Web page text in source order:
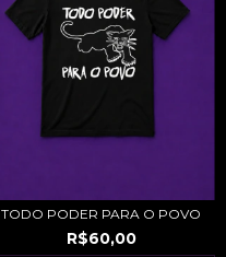
TODO PODER PARA O POVO
R$60,00